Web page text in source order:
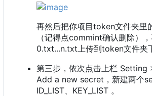
再然后把你项目token文件夹里
（记得点commint确认删除）
0.txt...n.txt上传到token文件夹
第三步，依次点击上栏 Setting
Add a new secret，新建两个
ID_LIST、KEY_LIST 。